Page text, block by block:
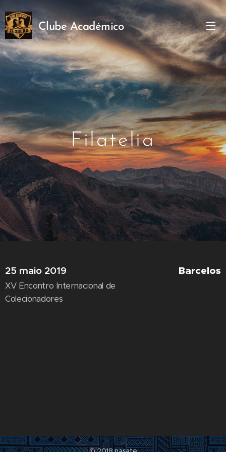
ClubeAcadémico
Téssera
Filatelia
25 maio 2019
XV Encontro Internacional de
Colecionadores
Barcelos